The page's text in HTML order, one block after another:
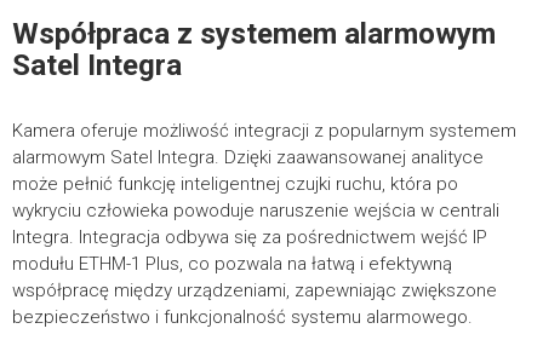
Współpraca z systemem alarmowym
Satel Integra
Kamera oferuje możliwość integracji z popularnym systemem
alarmowym Satel Integra. Dzięki zaawansowanej analityce
może pełnić funkcję inteligentnej czujki ruchu, która po
wykryciu człowieka powoduje naruszenie wejścia w centrali
Integra. Integracja odbywa się za pośrednictwem wejść IP
modułu ETHM-1 Plus, co pozwala na łatwą i efektywną
współpracę między urządzeniami, zapewniając zwiększone
bezpieczeństwo i funkcjonalność systemu alarmowego.